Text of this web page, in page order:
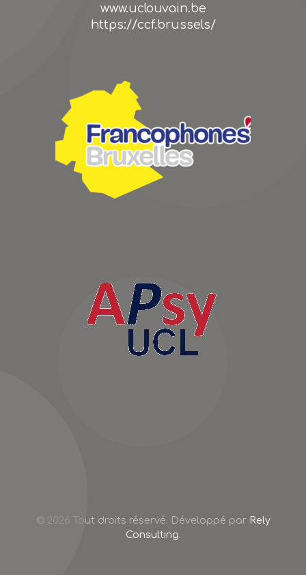
www.uclouvain.be
https://ccf.brussels/
© 2026 Tout droits réservé. Développé par Rely
Consulting.